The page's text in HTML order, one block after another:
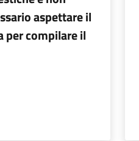
aspettare il
per compilare il